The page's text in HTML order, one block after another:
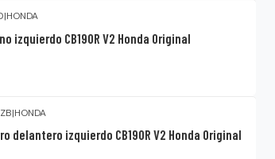
|HONDA
izquierdo CB190R V2 Honda Original
|HONDA
delantero izquierdo CB190R V2 Honda Original